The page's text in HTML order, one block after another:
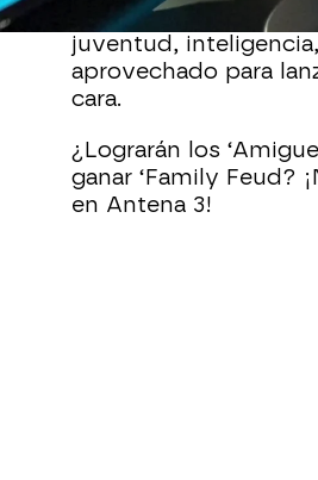
ironía y bromas
juventud,
aprovechado para
cara.
¿Lograrán los
ganar ‘Family Feud?
en Antena 3!